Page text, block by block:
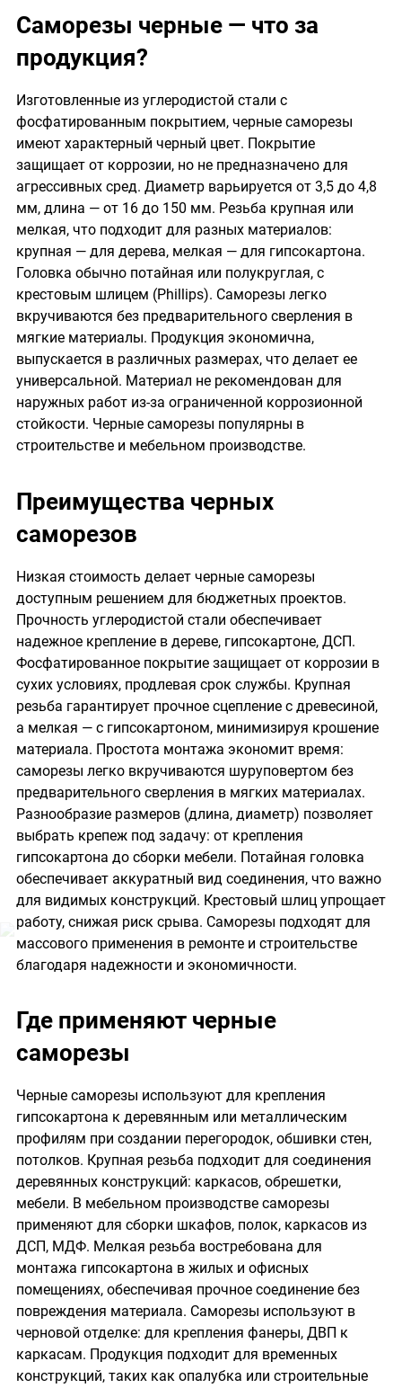
Саморезы черные — что за
продукция?
Изготовленные из углеродистой стали с
фосфатированным покрытием, черные саморезы
имеют характерный черный цвет. Покрытие
защищает от коррозии, но не предназначено для
агрессивных сред. Диаметр варьируется от 3,5 до 4,8
мм, длина — от 16 до 150 мм. Резьба крупная или
мелкая, что подходит для разных материалов:
крупная — для дерева, мелкая — для гипсокартона.
Головка обычно потайная или полукруглая, с
крестовым шлицем (Phillips). Саморезы легко
вкручиваются без предварительного сверления в
мягкие материалы. Продукция экономична,
выпускается в различных размерах, что делает ее
универсальной. Материал не рекомендован для
наружных работ из-за ограниченной коррозионной
стойкости. Черные саморезы популярны в
строительстве и мебельном производстве.
Преимущества черных
саморезов
Низкая стоимость делает черные саморезы
доступным решением для бюджетных проектов.
Прочность углеродистой стали обеспечивает
надежное крепление в дереве, гипсокартоне, ДСП.
Фосфатированное покрытие защищает от коррозии в
сухих условиях, продлевая срок службы. Крупная
резьба гарантирует прочное сцепление с древесиной,
а мелкая — с гипсокартоном, минимизируя крошение
материала. Простота монтажа экономит время:
саморезы легко вкручиваются шуруповертом без
предварительного сверления в мягких материалах.
Разнообразие размеров (длина, диаметр) позволяет
выбрать крепеж под задачу: от крепления
гипсокартона до сборки мебели. Потайная головка
обеспечивает аккуратный вид соединения, что важно
для видимых конструкций. Крестовый шлиц упрощает
работу, снижая риск срыва. Саморезы подходят для
массового применения в ремонте и строительстве
благодаря надежности и экономичности.
Где применяют черные
саморезы
Черные саморезы используют для крепления
гипсокартона к деревянным или металлическим
профилям при создании перегородок, обшивки стен,
потолков. Крупная резьба подходит для соединения
деревянных конструкций: каркасов, обрешетки,
мебели. В мебельном производстве саморезы
применяют для сборки шкафов, полок, каркасов из
ДСП, МДФ. Мелкая резьба востребована для
монтажа гипсокартона в жилых и офисных
помещениях, обеспечивая прочное соединение без
повреждения материала. Саморезы используют в
черновой отделке: для крепления фанеры, ДВП к
каркасам. Продукция подходит для временных
конструкций, таких как опалубка или строительные